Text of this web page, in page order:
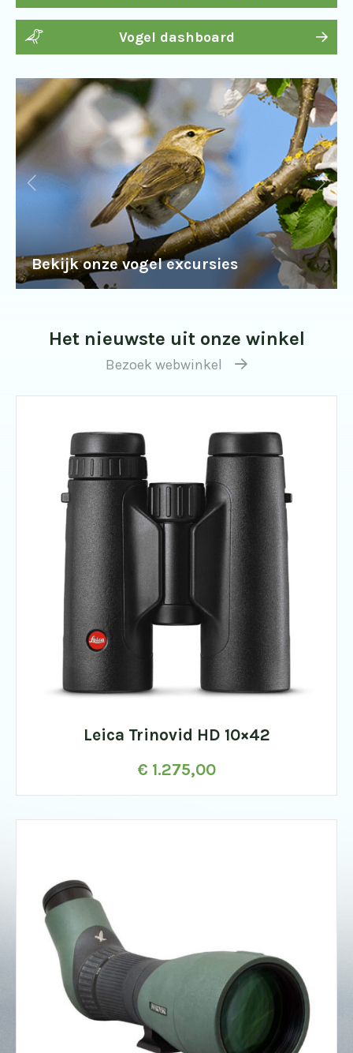
Vogel dashboard
Bekijk onze vogel excursies
Het nieuwste uit onze winkel
Bezoek webwinkel
Leica Trinovid HD 10×42
€ 1.275,00